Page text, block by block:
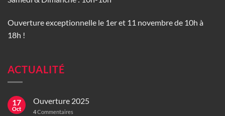
Ouverture exceptionnelle le 1er et 11 novembre de 10h à
18h !
ACTUALITÉ
17
Oct
Ouverture 2025
4Commentaires